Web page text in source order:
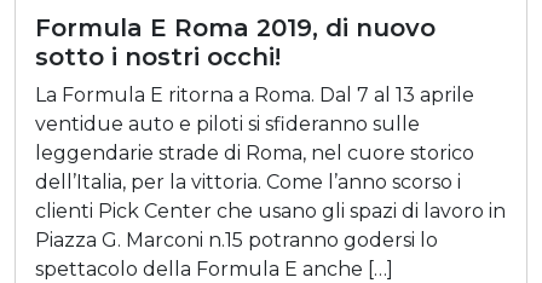
Formula E Roma 2019, di nuovo
sotto i nostri occhi!
La Formula E ritorna a Roma. Dal 7 al 13 aprile
ventidue auto e piloti si sfideranno sulle
leggendarie strade di Roma, nel cuore storico
dell’Italia, per la vittoria. Come l’anno scorso i
clienti Pick Center che usano gli spazi di lavoro in
Piazza G. Marconi n.15 potranno godersi lo
spettacolo della Formula E anche […]